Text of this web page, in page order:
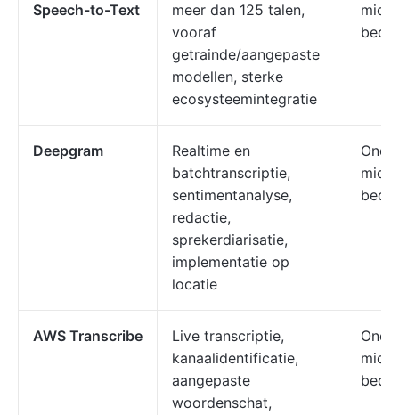
Speech-to-Text
meer dan 125 talen,
vooraf
getrainde/aangepaste
modellen, sterke
ecosysteemintegratie
Deepgram
Realtime en
batchtranscriptie,
sentimentanalyse,
redactie,
sprekerdiarisatie,
implementatie op
locatie
AWS Transcribe
Live transcriptie,
kanaalidentificatie,
aangepaste
woordenschat,